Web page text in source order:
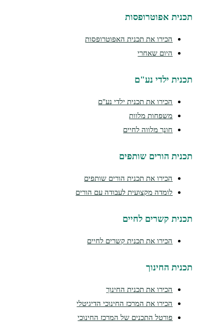
תכנית אפוטרופסות
הכירו את תכנית האפוטרופסות
היום שאחרי
תכנית ילדי נע"ם
הכירו את תכנית ילדי נע"ם
משפחות מלוות
חונך מלווה לחיים
תכנית הורים שותפים
הכירו את תכנית הורים שותפים
לומדה מקצועית לעבודה עם הורים
תכנית קשרים לחיים
הכירו את תכנית קשרים לחיים
תכנית החינוך
הכירו את תכנית החינוך
הכירו את המרכז החינוכי הדיגיטלי
פורטל התכנים של המרכז החינוכי